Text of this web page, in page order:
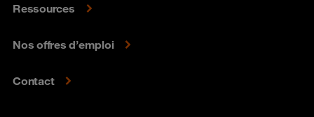
Ressources
Nos offres d’emploi
Contact